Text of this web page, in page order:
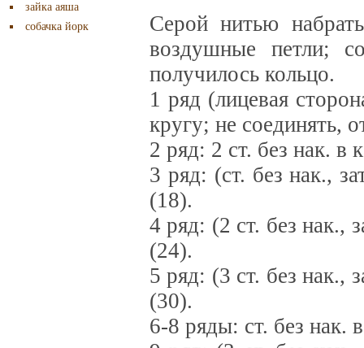
зайка аяша
собачка йорк
Серой нитью
воздушные петли;
получилось кольцо.
1 ряд (лицевая
кругу; не соединять,
2 ряд: 2 ст. без нак.
3 ряд: (ст. без нак.,
(18).
4 ряд: (2 ст. без нак.,
(24).
5 ряд: (3 ст. без нак.,
(30).
6-8 ряды: ст. без нак.